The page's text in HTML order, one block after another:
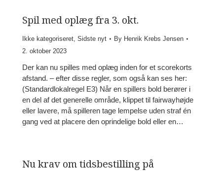
Spil med oplæg fra 3. okt.
Ikke kategoriseret, Sidste nyt By Henrik Krebs Jensen
2. oktober 2023
Der kan nu spilles med oplæg inden for et scorekorts
afstand. – efter disse regler, som også kan ses her:
(Standardlokalregel E3) Når en spillers bold berører i
en del af det generelle område, klippet til fairwayhøjde
eller lavere, må spilleren tage lempelse uden straf én
gang ved at placere den oprindelige bold eller en…
Nu krav om tidsbestilling på